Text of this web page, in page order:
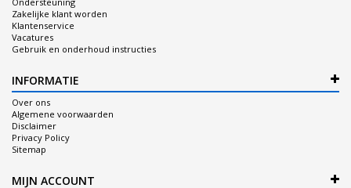
Zakelijke klant worden
Klantenservice
Vacatures
Gebruik en onderhoud instructies
INFORMATIE
Over ons
Algemene voorwaarden
Disclaimer
Privacy Policy
Sitemap
MIJN ACCOUNT